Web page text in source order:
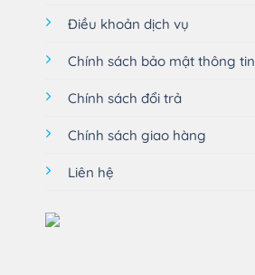
Điều khoản dịch vụ
Chính sách bảo mật thông tin
Chính sách đổi trả
Chính sách giao hàng
Liên hệ